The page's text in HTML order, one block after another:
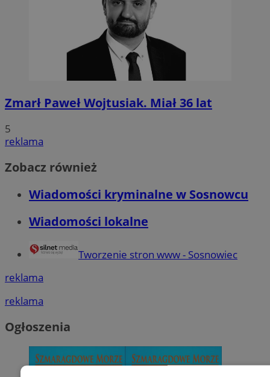
Zmarł Paweł Wojtusiak. Miał 36 lat
5
reklama
Zobacz również
Wiadomości kryminalne w Sosnowcu
Wiadomości lokalne
Tworzenie stron www - Sosnowiec
reklama
reklama
Ogłoszenia